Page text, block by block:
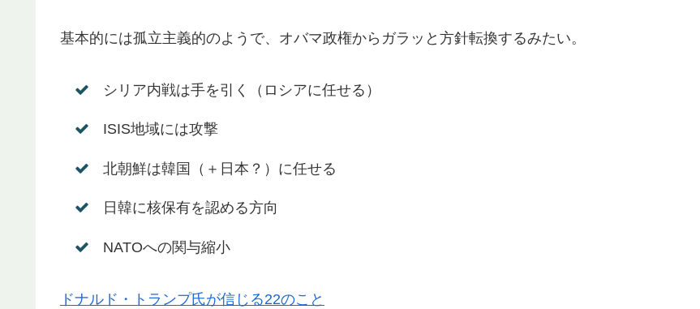
基本的には孤立主義的のようで、オバマ政権からガラッと方針転換するみたい。
シリア内戦は手を引く（ロシアに任せる）
ISIS地域には攻撃
北朝鮮は韓国（＋日本？）に任せる
日韓に核保有を認める方向
NATOへの関与縮小
ドナルド・トランプ氏が信じる22のこと